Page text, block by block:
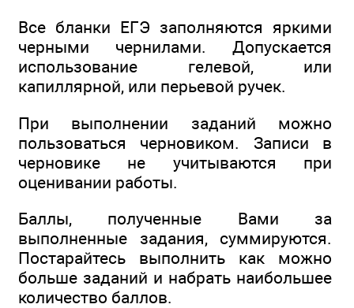
Все бланки ЕГЭ заполняются яркими
черными чернилами. Допускается
использование гелевой, или
капиллярной, или перьевой ручек.
При выполнении заданий можно
пользоваться черновиком. Записи в
черновике не учитываются при
оценивании работы.
Баллы, полученные Вами за
выполненные задания, суммируются.
Постарайтесь выполнить как можно
больше заданий и набрать наибольшее
количество баллов.